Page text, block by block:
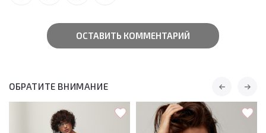
ОСТАВИТЬ КОММЕНТАРИЙ
ОБРАТИТЕ ВНИМАНИЕ